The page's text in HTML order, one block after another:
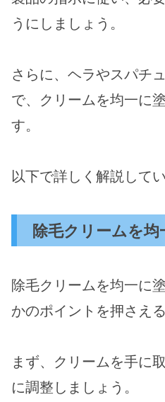
うにしましょう。
さらに、ヘラやスパチ
で、クリームを均一に
す。
以下で詳しく解説してい
除毛クリームを均
除毛クリームを均一に
かのポイントを押さえ
まず、クリームを手に
に調整しましょう。